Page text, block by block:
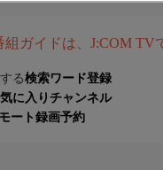
組ガイドは、J:COM TV
る検索ワード登録
に入りチャンネル
ート録画予約